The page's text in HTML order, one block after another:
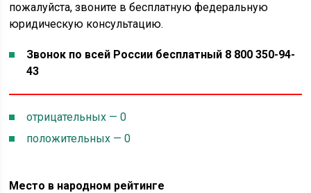
пожалуйста, звоните в бесплатную федеральную
юридическую консультацию.
Звонок по всей России бесплатный 8 800 350-94-
43
отрицательных — 0
положительных — 0
Место в народном рейтинге